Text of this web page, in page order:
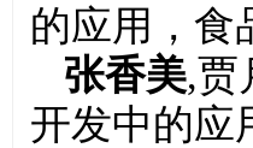
的应用，食
张香美,贾
开发中的应